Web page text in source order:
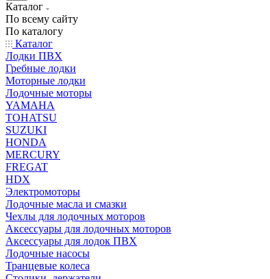
Каталог
По всему сайту
По каталогу
Каталог
Лодки ПВХ
Гребные лодки
Моторные лодки
Лодочные моторы
YAMAHA
TOHATSU
SUZUKI
HONDA
MERCURY
FREGAT
HDX
Электромоторы
Лодочные масла и смазки
Чехлы для лодочных моторов
Аксессуары для лодочных моторов
Аксессуары для лодок ПВХ
Лодочные насосы
Транцевые колеса